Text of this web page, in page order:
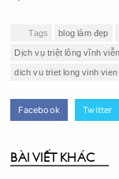
Tags blog làm đẹp
Dịch vụ triệt lông vĩnh
dich vu triet long vinh
Facebook Twitter
BÀI VIẾT KHÁC